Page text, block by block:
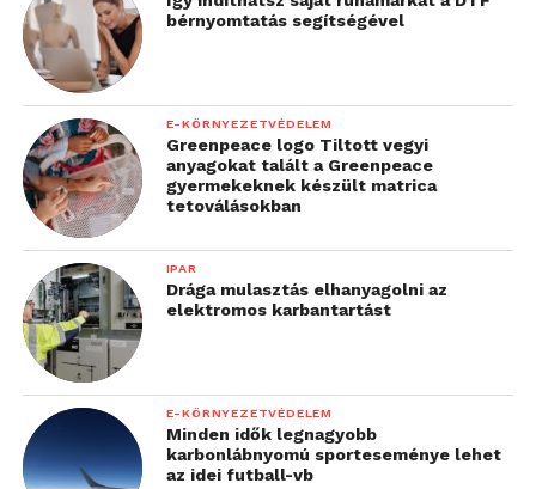
bérnyomtatás segítségével
E-KÖRNYEZETVÉDELEM
Greenpeace logo Tiltott vegyi
anyagokat talált a Greenpeace
gyermekeknek készült matrica
tetoválásokban
IPAR
Drága mulasztás elhanyagolni az
elektromos karbantartást
E-KÖRNYEZETVÉDELEM
Minden idők legnagyobb
karbonlábnyomú sporteseménye lehet
az idei futball-vb